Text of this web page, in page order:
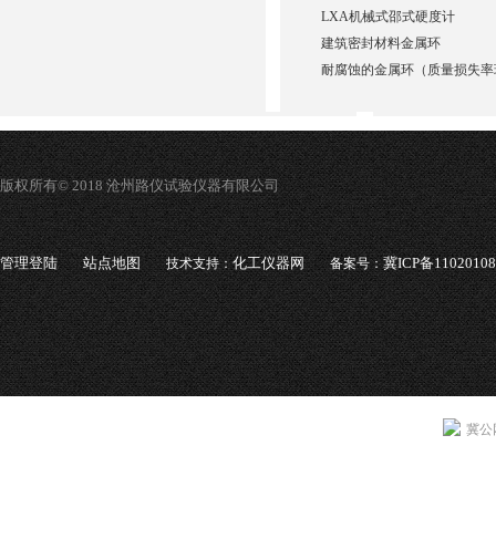
LXA机械式邵式硬度计
建筑密封材料金属环
耐腐蚀的金属环（质量损失
版权所有© 2018 沧州路仪试验仪器有限公司
管理登陆 站点地图 技术支持：化工仪器网 备案号：冀ICP备
冀公